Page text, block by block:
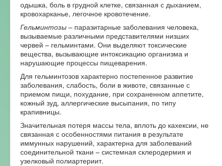
одышка, боль в грудной клетке, связанная с дыханием,
кровохарканье, легочное кровотечение.
Гельминтозы – паразитарные заболевания человека,
вызываемые различными представителями низших
червей – гельминтами. Они выделяют токсические
вещества, вызывающие интоксикацию организма и
нарушающие процессы пищеварения.
Для гельминтозов характерно постепенное развитие
заболевания, слабость, боли в животе, связанные с
приемом пищи, похудание, при сохраненном аппетите,
кожный зуд, аллергические высыпания, по типу
крапивницы.
Значительная потеря массы тела, вплоть до кахексии, не
связанная с особенностями питания в результате
иммунных нарушений, характерна для заболеваний
соединительной ткани – системная склеродермия и
узелковый полиартериит.